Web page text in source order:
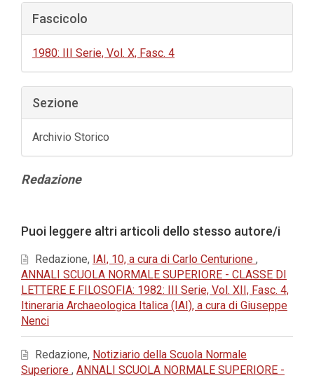
Fascicolo
1980: III Serie, Vol. X, Fasc. 4
Sezione
Archivio Storico
Contenuto
Redazione
dell'articolo
Puoi leggere altri articoli dello stesso autore/i
Redazione, IAI, 10, a cura di Carlo Centurione ,
ANNALI SCUOLA NORMALE SUPERIORE - CLASSE DI
LETTERE E FILOSOFIA: 1982: III Serie, Vol. XII, Fasc. 4,
Itineraria Archaeologica Italica (IAI), a cura di Giuseppe
Nenci
Redazione, Notiziario della Scuola Normale
Superiore , ANNALI SCUOLA NORMALE SUPERIORE -